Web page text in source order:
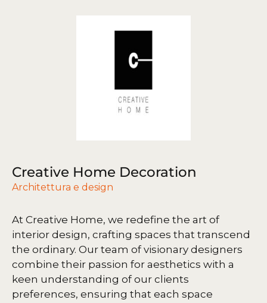
Creative Home Decoration
Architettura e design
At Creative Home, we redefine the art of
interior design, crafting spaces that transcend
the ordinary. Our team of visionary designers
combine their passion for aesthetics with a
keen understanding of our clients
preferences, ensuring that each space